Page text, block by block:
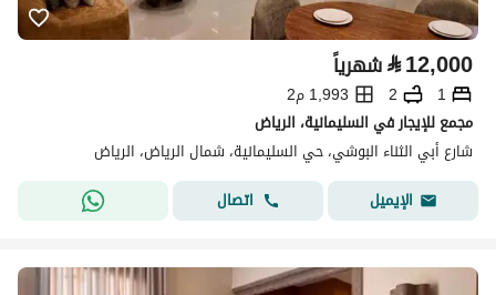
⃁12,000 شهرياً
1
2
1,993 م2
مجمع للإيجار في السليمانية، الرياض
شارع أبي الثناء البوشي، حي السليمانية، شمال الرياض، الرياض
الإيميل
اتصال